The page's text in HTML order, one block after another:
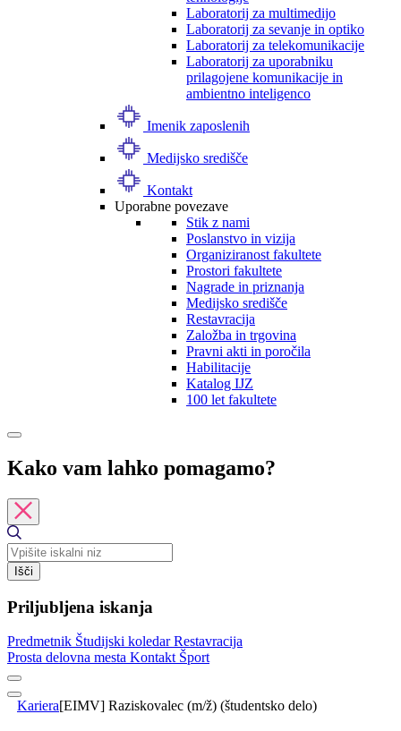
Laboratorij za multimedijo
Laboratorij za sevanje in optiko
Laboratorij za telekomunikacije
Laboratorij za uporabniku
prilagojene komunikacije in
ambientno inteligenco
Imenik zaposlenih
Medijsko središče
Kontakt
Uporabne povezave
Stik z nami
Poslanstvo in vizija
Organiziranost fakultete
Prostori fakultete
Nagrade in priznanja
Medijsko središče
Restavracija
Založba in trgovina
Pravni akti in poročila
Habilitacije
Katalog IJZ
100 let fakultete
Kako vam lahko pomagamo?
Išči
Priljubljena iskanja
Predmetnik Študijski koledarRestavracija
Prosta delovna mesta Kontakt Šport
Kariera[EIMV] Raziskovalec (m/ž) (študentsko delo)